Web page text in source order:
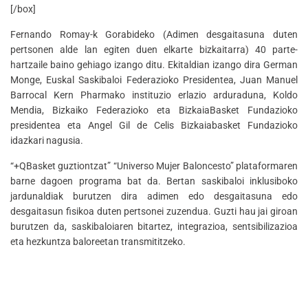
[/box]
Fernando Romay-k Gorabideko (Adimen desgaitasuna duten
pertsonen alde lan egiten duen elkarte bizkaitarra) 40 parte-
hartzaile baino gehiago izango ditu. Ekitaldian izango dira German
Monge, Euskal Saskibaloi Federazioko Presidentea, Juan Manuel
Barrocal Kern Pharmako instituzio erlazio arduraduna, Koldo
Mendia, Bizkaiko Federazioko eta BizkaiaBasket Fundazioko
presidentea eta Angel Gil de Celis Bizkaiabasket Fundazioko
idazkari nagusia.
“+QBasket guztiontzat” “Universo Mujer Baloncesto” plataformaren
barne dagoen programa bat da. Bertan saskibaloi inklusiboko
jardunaldiak burutzen dira adimen edo desgaitasuna edo
desgaitasun fisikoa duten pertsonei zuzendua. Guzti hau jai giroan
burutzen da, saskibaloiaren bitartez, integrazioa, sentsibilizazioa
eta hezkuntza baloreetan transmititzeko.